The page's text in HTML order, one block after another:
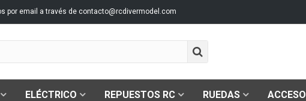
por email a través de contacto@rcdivermodel.com
ELÉCTRICO REPUESTOS RC RUEDAS